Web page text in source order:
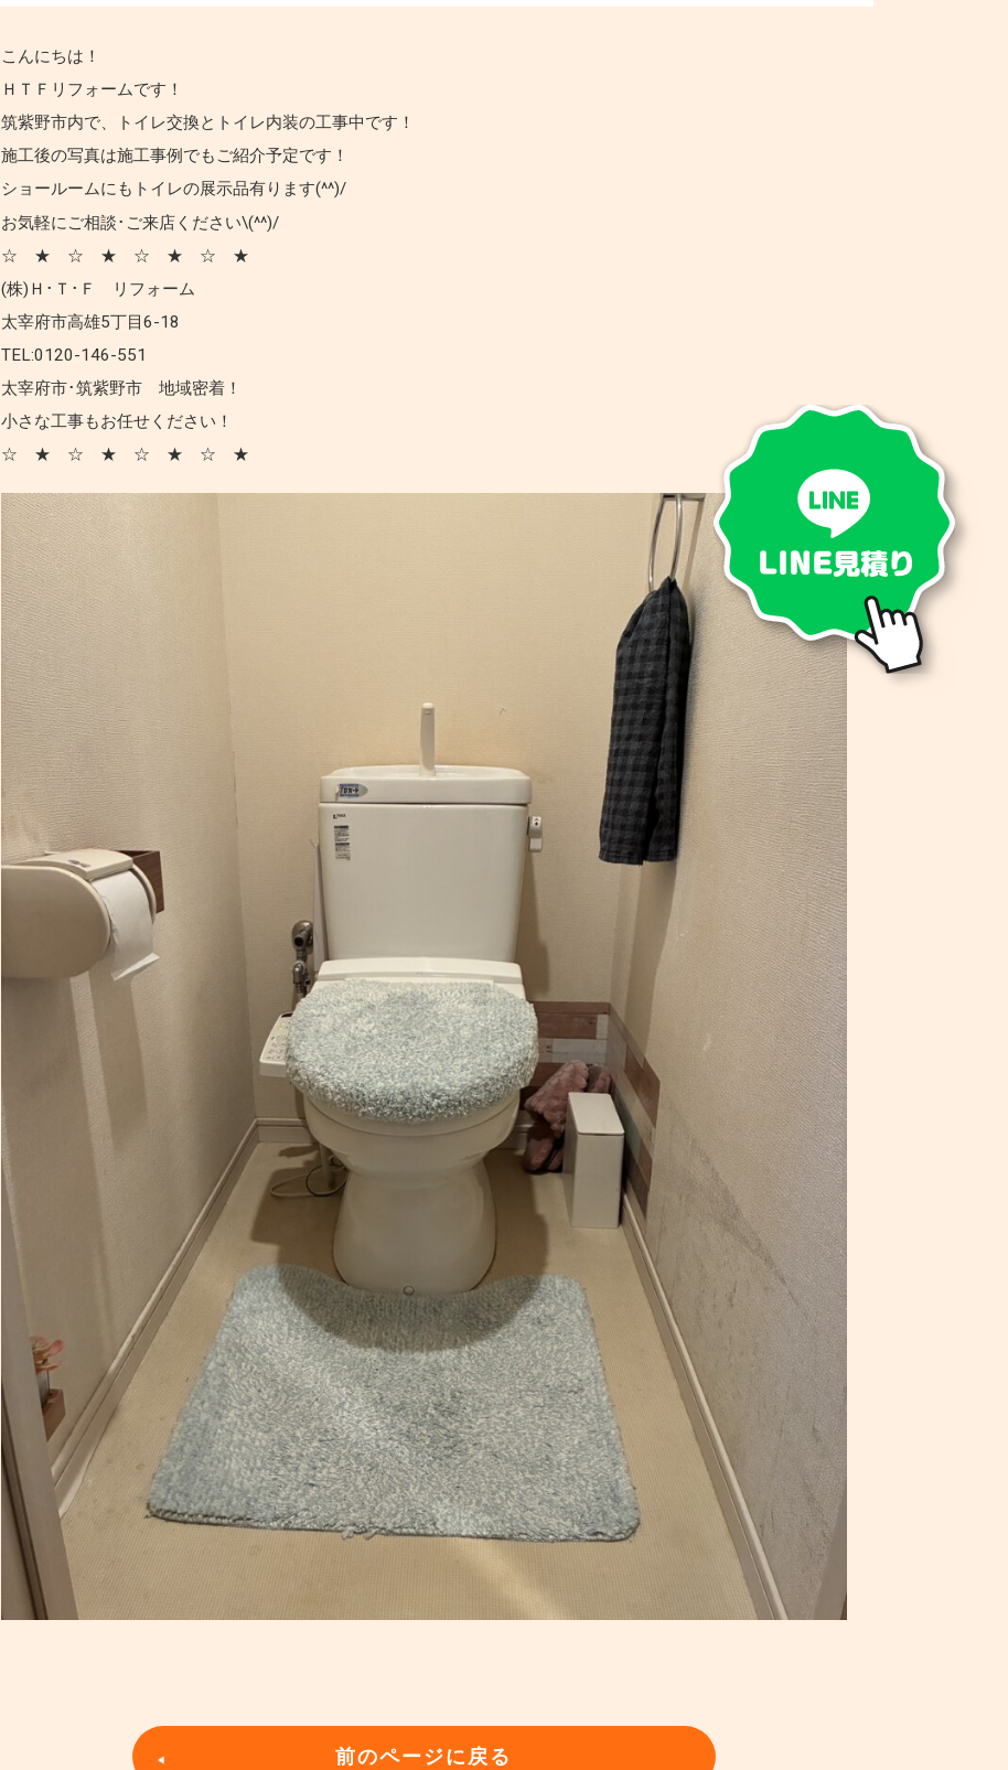
こんにちは！
ＨＴＦリフォームです！
筑紫野市内で、トイレ交換とトイレ内装の工事中です！
施工後の写真は施工事例でもご紹介予定です！
ショールームにもトイレの展示品有ります(^^)/
お気軽にご相談･ご来店ください\(^^)/
☆ ★ ☆ ★ ☆ ★ ☆ ★
(株)Ｈ･Ｔ･Ｆ リフォーム
太宰府市高雄5丁目6-18
TEL:0120-146-551
太宰府市･筑紫野市 地域密着！
小さな工事もお任せください！
☆ ★ ☆ ★ ☆ ★ ☆ ★
前のページに戻る